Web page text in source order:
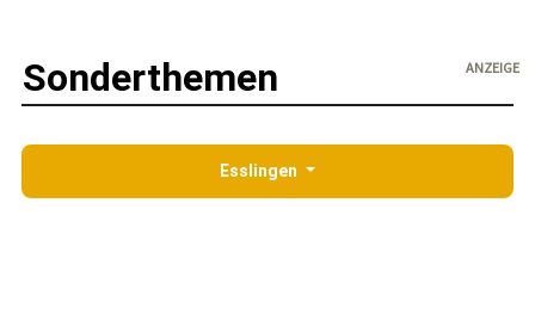
Sonderthemen ANZEIGE
Esslingen